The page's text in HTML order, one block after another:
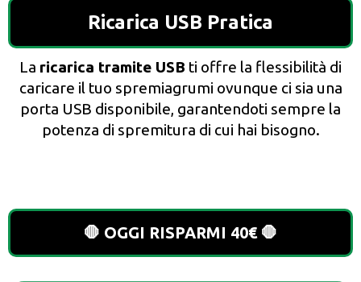
Ricarica USB Pratica
La ricarica tramite USB ti offre la flessibilità di
caricare il tuo spremiagrumi ovunque ci sia una
porta USB disponibile, garantendoti sempre la
potenza di spremitura di cui hai bisogno.
🛑 OGGI RISPARMI 40€ 🛑